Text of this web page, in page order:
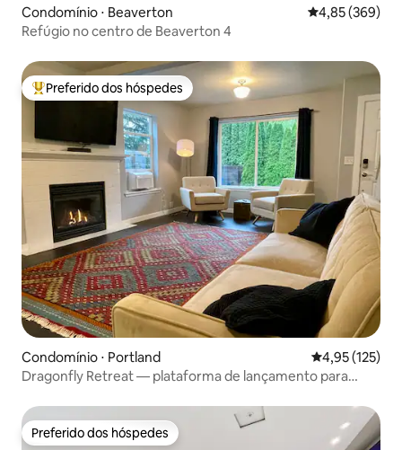
Condomínio ⋅ Beaverton 4,85 de uma
4,85 (369)
Refúgio no centro de Beaverton 4
Entre os melhores preferidos dos hóspedes
Preferido dos hóspedes
Condomínio ⋅ Portland 4,95 de uma
4,95 (125)
Dragonfly Retreat — plataforma de lançamento para
Preferido dos hóspedes
Preferido dos hóspedes